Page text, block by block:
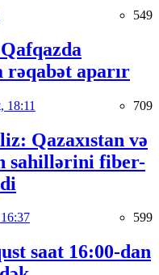
549
aparır
18:11 709
Qazaxıstan və
sahillərini fiber-
599
saat 16:00-dan